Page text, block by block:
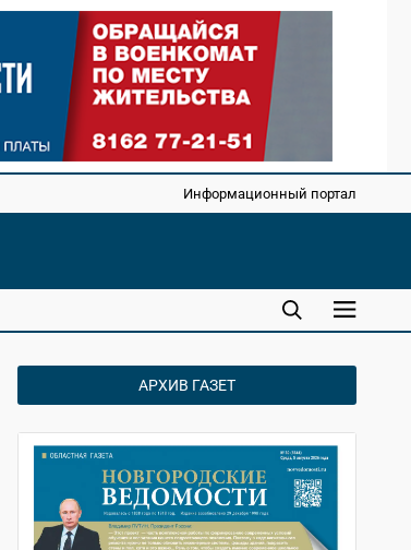
Информационный портал
АРХИВ ГАЗЕТ